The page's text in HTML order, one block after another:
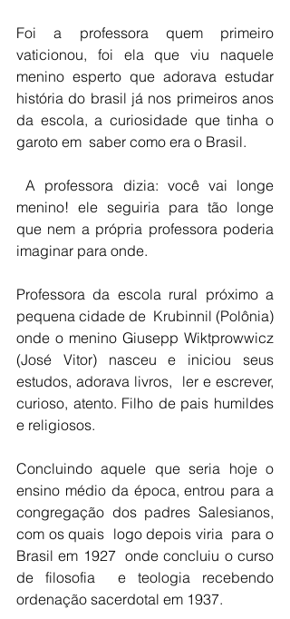
Foi a professora quem primeiro
vaticionou, foi ela que viu naquele
menino esperto que adorava estudar
história do brasil já nos primeiros anos
da escola, a curiosidade que tinha o
garoto em  saber como era o Brasil.
A professora dizia: você vai longe
menino! ele seguiria para tão longe
que nem a própria professora poderia
imaginar para onde.
Professora da escola rural próximo a
pequena cidade de  Krubinnil (Polônia)
onde o menino Giusepp Wiktprowwicz
(José Vitor) nasceu e iniciou seus
estudos, adorava livros,  ler e escrever,
curioso, atento. Filho de pais humildes
e religiosos.
Concluindo aquele que seria hoje o
ensino médio da época, entrou para a
congregação dos padres Salesianos,
com os quais  logo depois viria  para o
Brasil em 1927  onde concluiu o curso
de filosofia  e teologia recebendo
ordenação sacerdotal em 1937.